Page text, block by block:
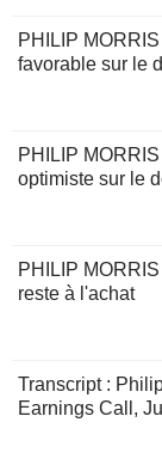
PHILIP
favorable sur le
PHILIP
optimiste sur le
PHILIP
reste à l'achat
Transcript :
Earnings Call,